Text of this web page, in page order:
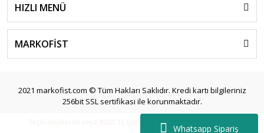
Whatsapp Sipariş
HIZLI MENÜ
MARKOFİST
2021 markofist.com © Tüm Hakları Saklıdır. Kredi kartı bilgileriniz
256bit SSL sertifikası ile korunmaktadır.
Seçili ürünlerde veya 3000 TL üzeri siparişlerde ücretsiz kargo.